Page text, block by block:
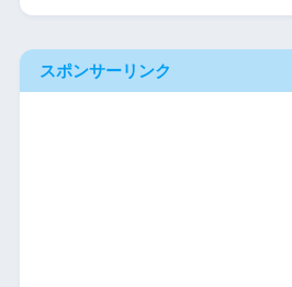
スポンサーリンク